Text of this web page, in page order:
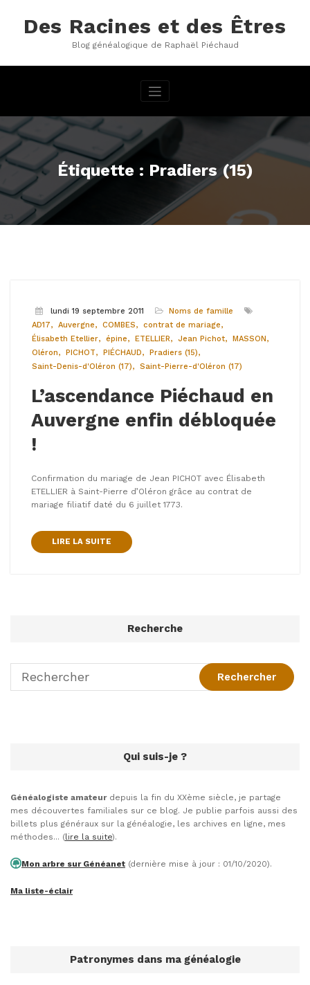
contenuDes Racines et des Êtres
Blog généalogique de Raphaël Piéchaud
Étiquette : Pradiers (15)
lundi 19 septembre 2011
Noms de famille
AD17
Auvergne COMBES
contrat de mariage
Élisabeth Etellier
épine ETELLIER Jean Pichot
MASSON
Oléron
PICHOT PIÉCHAUD
Pradiers (15)
Saint-Denis-d'Oléron (17)
Saint-Pierre-d'Oléron (17)
L’ascendance Piéchaud en
Auvergne enfin débloquée
!
Confirmation du mariage de Jean PICHOT avec Élisabeth
ETELLIER à Saint-Pierre d’Oléron grâce au contrat de
mariage filiatif daté du 6 juillet 1773.
LIRE LA SUITE
Recherche
Qui suis-je ?
Généalogiste amateurdepuis la fin du XXème siècle, je partage
mes découvertes familiales sur ce blog. Je publie parfois aussi des
billets plus généraux sur la généalogie, les archives en ligne, mes
méthodes... (lire la suite).
Mon arbre sur Généanet (dernière mise à jour : 01/10/2020).
Ma liste-éclair
Patronymes dans ma généalogie